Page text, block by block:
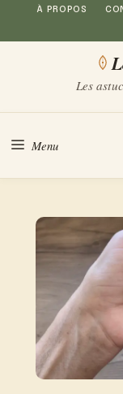
Aller
au
À PROPOS
Les
Menu